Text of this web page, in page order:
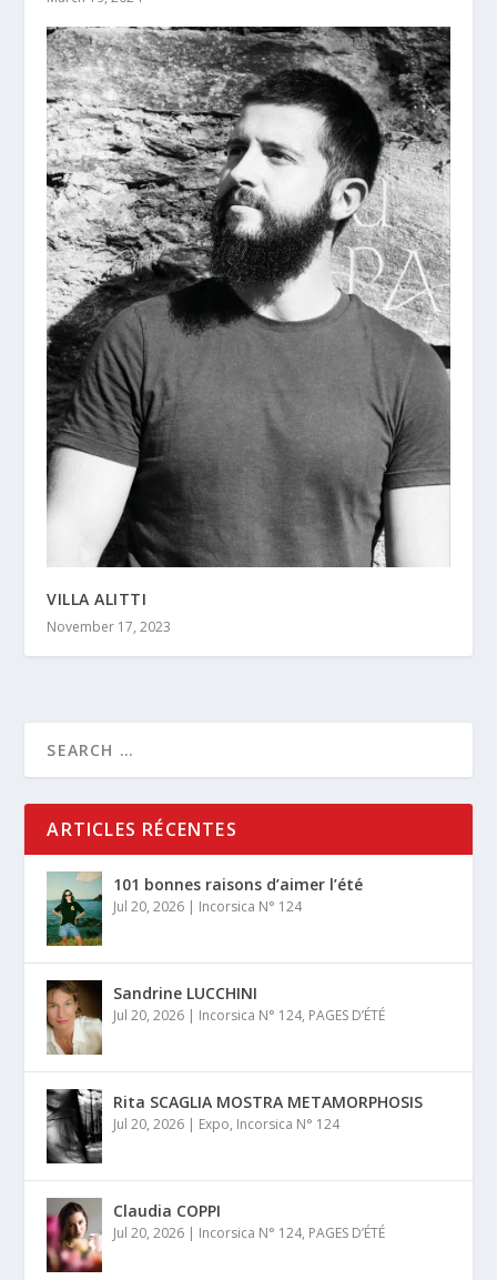
VILLA ALITTI
November 17, 2023
ARTICLES RÉCENTES
101 bonnes raisons d’aimer l’été
Jul 20, 2026 | Incorsica N° 124
Sandrine LUCCHINI
Jul 20, 2026 | Incorsica N° 124, PAGES D’ÉTÉ
Rita SCAGLIA MOSTRA METAMORPHOSIS
Jul 20, 2026 | Expo, Incorsica N° 124
Claudia COPPI
Jul 20, 2026 | Incorsica N° 124, PAGES D’ÉTÉ